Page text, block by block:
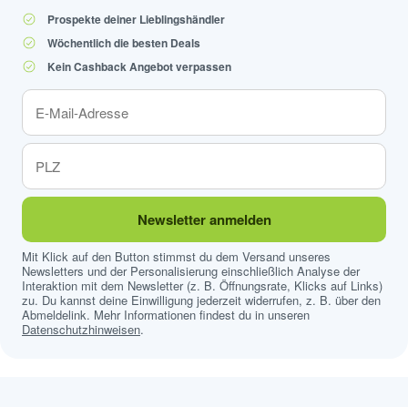
Prospekte deiner Lieblingshändler
Wöchentlich die besten Deals
Kein Cashback Angebot verpassen
Newsletter anmelden
Mit Klick auf den Button stimmst du dem Versand unseres
Newsletters und der Personalisierung einschließlich Analyse der
Interaktion mit dem Newsletter (z. B. Öffnungsrate, Klicks auf Links)
zu. Du kannst deine Einwilligung jederzeit widerrufen, z. B. über den
Abmeldelink. Mehr Informationen findest du in unseren
Datenschutzhinweisen.